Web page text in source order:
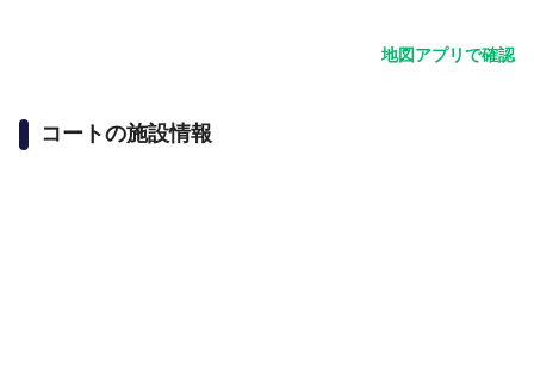
地図アプリで確認
コートの施設情報